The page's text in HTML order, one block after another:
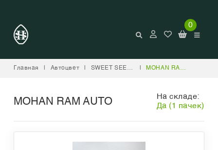
0
Главная Автоцвет SWEET SEEDS MOHAN RAM AUTO
MOHAN RAM AUTO
На складе:
Да (1 пачек)